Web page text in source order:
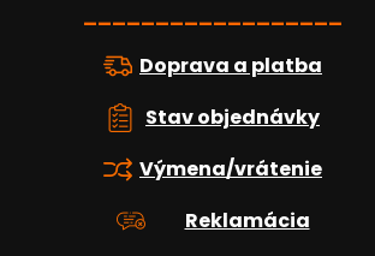
__________________
Doprava a platba
Stav objednávky
Výmena/vrátenie
Reklamácia